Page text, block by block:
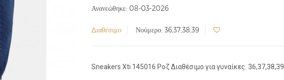
Ανανεώθηκε: 08-03-2026
Διαθέσιμο Νούμερο: 36,37,38,39
Sneakers Xti 145016 Ροζ Διαθέσιμο για γυναίκες. 36,37,38,39.